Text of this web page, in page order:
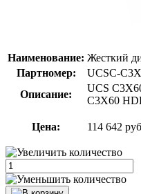
Наименование: Жесткий
Партномер:
UCSC-
Описание:
UCS
C3X60
Цена: 114 642